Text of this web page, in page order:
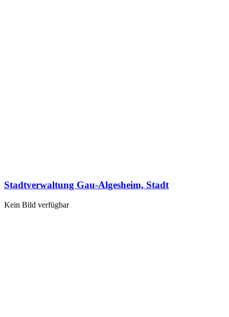
Stadtverwaltung Gau-Algesheim, Stadt
Kein Bild verfügbar